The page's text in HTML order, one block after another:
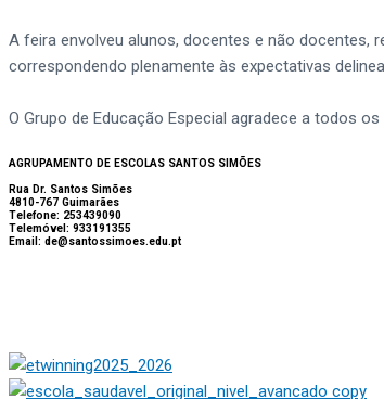
A feira envolveu alunos, docentes e não docentes,
correspondendo plenamente às expectativas
O Grupo de Educação Especial agradece a todos
AGRUPAMENTO DE ESCOLAS SANTOS SIMÕES
Rua Dr. Santos Simões
4810-767 Guimarães
Telefone: 253439090
Telemóvel: 933191355
Email: de@santossimoes.edu.pt